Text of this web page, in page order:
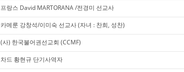
프랑스 David MARTORANA /전경미 선교사
카메룬 강창석/이미숙 선교사 (자녀 : 찬희, 성찬)
(사) 한국불어권선교회 (CCMF)
차드 황현규 단기사역자